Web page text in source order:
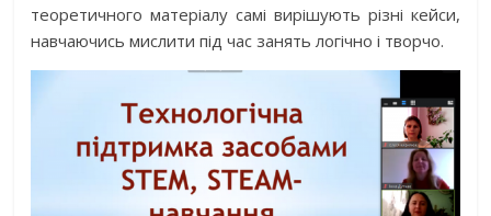
теоретичного матеріалу самі вирішують різні кейси,
навчаючись мислити під час занять логічно і творчо.